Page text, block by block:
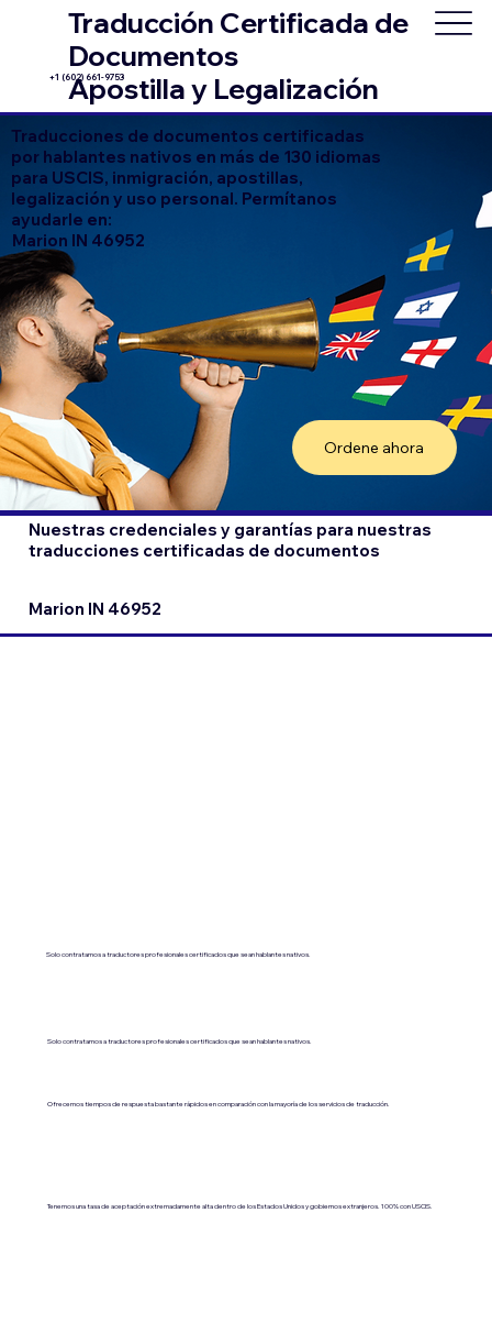
Traducción Certificada de
Documentos
Apostilla y Legalización
+1 (602) 661-9753
Traducciones de documentos certificadas
por hablantes nativos en más de 130 idiomas
para USCIS, inmigración, apostillas,
legalización y uso personal. Permítanos
ayudarle en:
Marion IN 46952
Ordene ahora
Nuestras credenciales y garantías para nuestras
traducciones certificadas de documentos
Marion IN 46952
Solo contratamos a traductores profesionales certificados que sean hablantes nativos.
Solo contratamos a traductores profesionales certificados que sean hablantes nativos.
Ofrecemos tiempos de respuesta bastante rápidos en comparación con la mayoría de los servicios de traducción.
Tenemos una tasa de aceptación extremadamente alta dentro de los Estados Unidos y gobiernos extranjeros. 100% con USCIS.